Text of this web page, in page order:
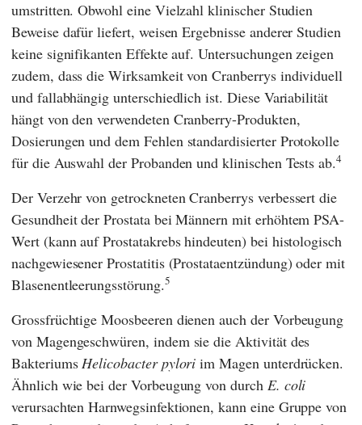
umstritten. Obwohl eine Vielzahl klinischer Studien
Beweise dafür liefert, weisen Ergebnisse anderer Studien
keine signifikanten Effekte auf. Untersuchungen zeigen
zudem, dass die Wirksamkeit von Cranberrys individuell
und fallabhängig unterschiedlich ist. Diese Variabilität
hängt von den verwendeten Cranberry-Produkten,
Dosierungen und dem Fehlen standardisierter Protokolle
für die Auswahl der Probanden und klinischen Tests ab.4
Der Verzehr von getrockneten Cranberrys verbessert die
Gesundheit der Prostata bei Männern mit erhöhtem PSA-
Wert (kann auf Prostatakrebs hindeuten) bei histologisch
nachgewiesener Prostatitis (Prostataentzündung) oder mit
Blasenentleerungsstörung.5
Grossfrüchtige Moosbeeren dienen auch der Vorbeugung
von Magengeschwüren, indem sie die Aktivität des
BakteriumsHelicobacter pylori im Magen unterdrücken.
Ähnlich wie bei der Vorbeugung von durch E. coli
verursachten Harnwegsinfektionen, kann eine Gruppe von